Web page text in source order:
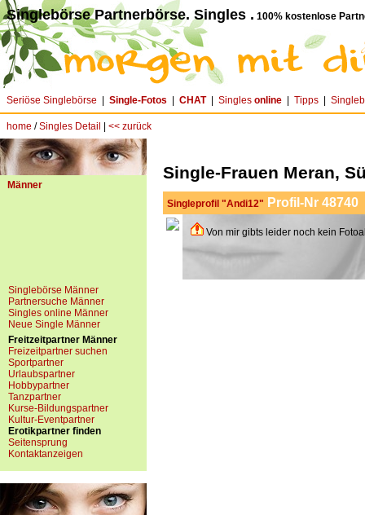
Singlebörse Partnerbörse. Singles . 100% kostenlose
Seriöse Singlebörse Single-Fotos CHAT| Singles online Tipps
home /Singles Detail << zurück
Männer
Singlebörse Männer
Partnersuche Männer
Singles online Männer
Neue Single Männer
Freitzeitpartner Männer
Freizeitpartner suchen
Sportpartner
Urlaubspartner
Hobbypartner
Tanzpartner
Kurse-Bildungspartner
Kultur-Eventpartner
Erotikpartner finden
Seitensprung
Kontaktanzeigen
Single-Frauen Meran,
Singleprofil "Andi12" Profil-Nr 48740
Von mir gibts leider noch kein